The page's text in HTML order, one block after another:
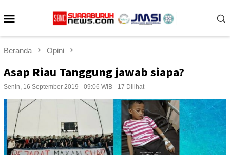
ke
Beranda Opini
Asap Riau Tanggung jawab siapa?
Senin, 16 September 2019 - 09:06 WIB 17 Dilihat